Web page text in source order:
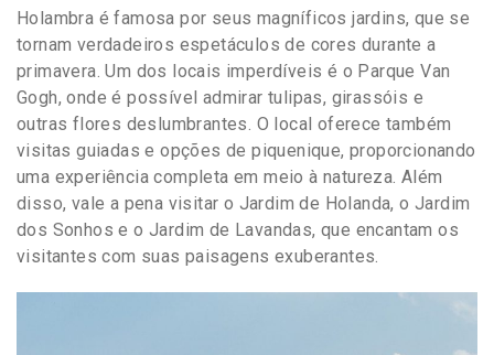
Holambra é famosa por seus magníficos jardins, que se
tornam verdadeiros espetáculos de cores durante a
primavera. Um dos locais imperdíveis é o Parque Van
Gogh, onde é possível admirar tulipas, girassóis e
outras flores deslumbrantes. O local oferece também
visitas guiadas e opções de piquenique, proporcionando
uma experiência completa em meio à natureza. Além
disso, vale a pena visitar o Jardim de Holanda, o Jardim
dos Sonhos e o Jardim de Lavandas, que encantam os
visitantes com suas paisagens exuberantes.